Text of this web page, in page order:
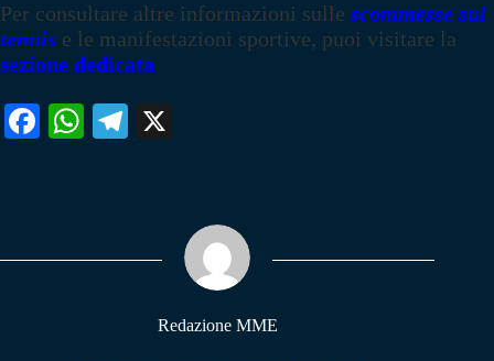
Per consultare altre informazioni sulle scommesse sul
tennis e le manifestazioni sportive, puoi visitare la
sezione dedicata
Fa W
pp
Te
m
Redazione MME